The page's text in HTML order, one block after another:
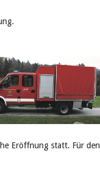
Eröffnung statt. Für den